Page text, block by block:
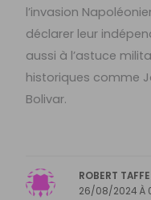
l’invasion
déclarer leur
aussi à l’astuce
historiques comme
Bolivar.
ROBERT
26/08/2024 À